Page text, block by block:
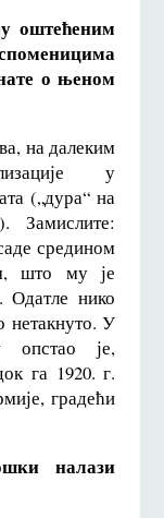
оштећеним
о њеном
на далеким
у
(„дура“ на
Замислите:
средином
што му је
Одатле нико
нетакнуто. У
опстао је,
га 1920. г.
градећи
налази